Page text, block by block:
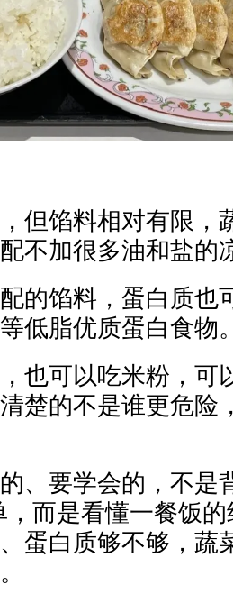
但馅料相对有限，
不加很多油和盐的
的馅料，蛋白质也
低脂优质蛋白食物
也可以吃米粉，可
楚的不是谁更危险
、要学会的，不是
，而是看懂一餐饭
蛋白质够不够，蔬